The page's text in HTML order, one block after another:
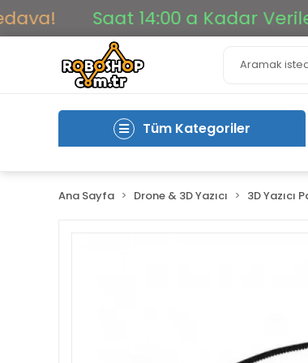
Saat 14:00 a Kadar Verilen
Tüm Kategoriler
Ana Sayfa Drone & 3D Yazıcı 3D Yazıcı